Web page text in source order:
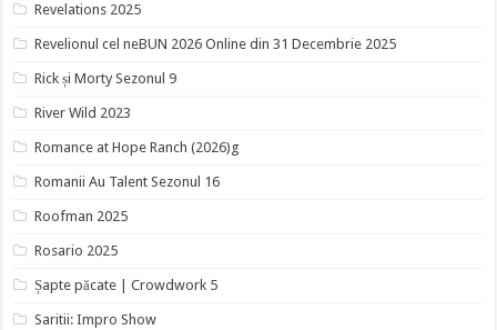
Revelations 2025
Revelionul cel neBUN 2026 Online din 31 Decembrie 2025
Rick și Morty Sezonul 9
River Wild 2023
Romance at Hope Ranch (2026)g
Romanii Au Talent Sezonul 16
Roofman 2025
Rosario 2025
Șapte păcate | Crowdwork 5
Saritii: Impro Show